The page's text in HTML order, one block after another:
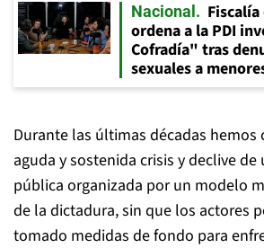
Nacional
Fiscalía
ordena a la PDI
Cofradía" tras
sexuales a
Durante las últimas décadas
aguda y sostenida crisis y declive de
pública organizada por un modelo
de la dictadura, sin que los actores
tomado medidas de fondo para